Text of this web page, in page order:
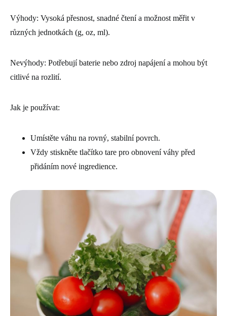
Výhody: Vysoká přesnost, snadné čtení a možnost měřit v
různých jednotkách (g, oz, ml).
Nevýhody: Potřebují baterie nebo zdroj napájení a mohou být
citlivé na rozlití.
Jak je používat:
Umístěte váhu na rovný, stabilní povrch.
Vždy stiskněte tlačítko tare pro obnovení váhy před
přidáním nové ingredience.